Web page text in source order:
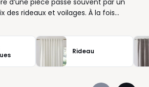
d’une pièce passe souvent par un
des rideaux et voilages. À la fois
ils structurent l’espace, filtrent la
une touche personnelle à votre intérieur.
une ambiance feutrée dans le salon ou
la chambre ? Nous vous aidons à trouver
uni ou à motif imprimé, selon vos envies
Rideau